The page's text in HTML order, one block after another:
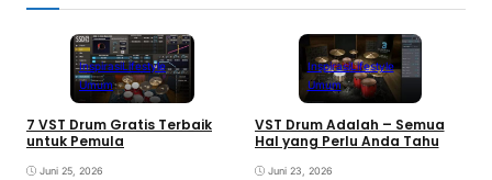
InspirasiLifestyle
Umum
7 VST Drum Gratis Terbaik
untuk Pemula
Juni 25, 2026
InspirasiLifestyle
Umum
VST Drum Adalah – Semua
Hal yang Perlu Anda Tahu
Juni 23, 2026